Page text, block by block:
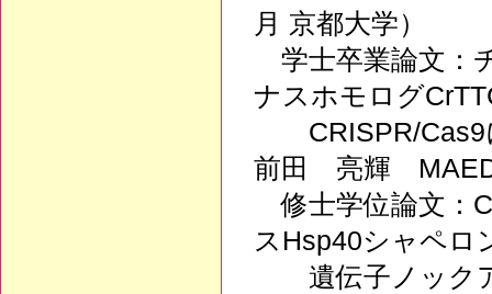
月 京都大学）
学士卒業論文：
ナスホモログ
CRISPR/Cas9
前田 亮輝
修士学位論文：
スHsp40シャペロ
遺伝子ノック